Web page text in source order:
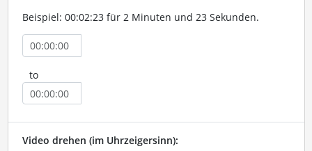
Beispiel: 00:02:23 für 2 Minuten und 23 Sekunden.
to
Video drehen (im Uhrzeigersinn):